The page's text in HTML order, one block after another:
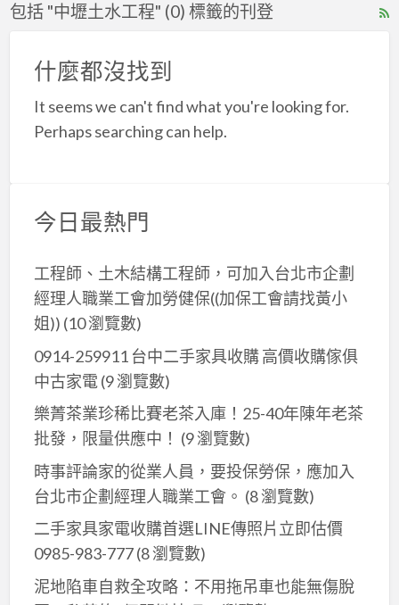
包括 "中壢土水工程" (0) 標籤的刊登
什麼都沒找到
It seems we can't find what you're looking for.
Perhaps searching can help.
今日最熱門
工程師、土木結構工程師，可加入台北市企劃
經理人職業工會加勞健保((加保工會請找黃小
姐)) (10 瀏覽數)
0914-259911 台中二手家具收購 高價收購傢俱
中古家電(9 瀏覽數)
樂菁茶業珍稀比賽老茶入庫！25-40年陳年老茶
批發，限量供應中！ (9 瀏覽數)
時事評論家的從業人員，要投保勞保，應加入
台北市企劃經理人職業工會。 (8 瀏覽數)
二手家具家電收購首選LINE傳照片立即估價
0985-983-777(8 瀏覽數)
泥地陷車自救全攻略：不用拖吊車也能無傷脫